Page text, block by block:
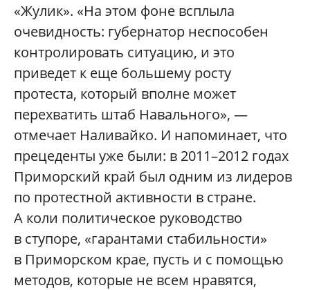
«Жулик». «На этом фоне всплыла
очевидность: губернатор неспособен
контролировать ситуацию, и это
приведет к еще большему росту
протеста, который вполне может
перехватить штаб Навального», —
отмечает Наливайко. И напоминает, что
прецеденты уже были: в 2011–2012 годах
Приморский край был одним из лидеров
по протестной активности в стране.
А коли политическое руководство
в ступоре, «гарантами стабильности»
в Приморском крае, пусть и с помощью
методов, которые не всем нравятся,